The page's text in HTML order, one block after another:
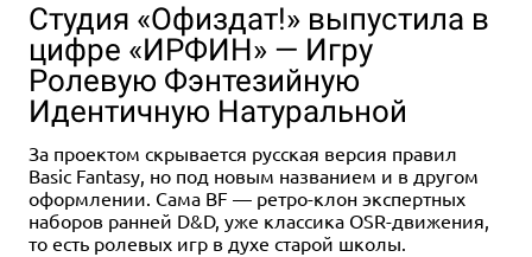
Студия «Офиздат!» выпустила в
цифре «ИРФИН» — Игру
Ролевую Фэнтезийную
Идентичную Натуральной
За проектом скрывается русская версия правил
Basic Fantasy, но под новым названием и в другом
оформлении. Сама BF — ретро-клон экспертных
наборов ранней D&D, уже классика OSR-движения,
то есть ролевых игр в духе старой школы.